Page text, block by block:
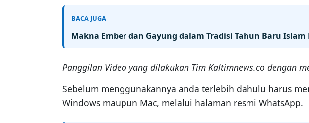
BACA JUGA
Makna Ember dan Gayung dalam Tradisi Tahun Baru
Panggilan Video yang dilakukan Tim Kaltimnews.co dengan
Sebelum menggunakannya anda terlebih dahulu harus
Windows maupun Mac, melalui halaman resmi WhatsApp.